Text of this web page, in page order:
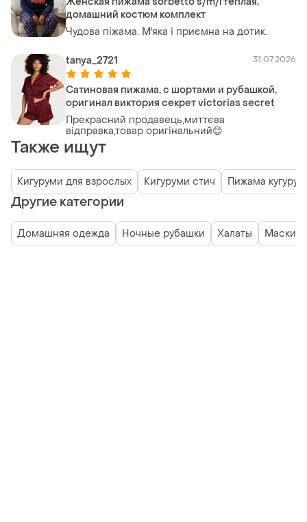
домашний костюм комплект
Чудова піжама. М'яка і приємна на дотик.
tanya_2721 31.07.2026
Сатиновая пижама, с шортами и рубашкой,
оригинал виктория секрет victorias secret
Прекрасний продавець,миттєва
відправка,товар оригінальний😊
Также ищут
Кигуруми для взрослых Кигуруми стич Пижама
Другие категории
Домашняя одежда Ночные рубашки Халаты Маски